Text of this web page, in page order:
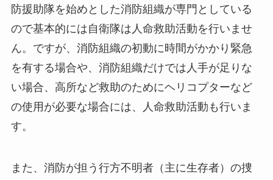
防援助隊を始めとした消防組織が専門としている
ので基本的には自衛隊は人命救助活動を行いませ
ん。ですが、消防組織の初動に時間がかかり緊急
を有する場合や、消防組織だけでは人手が足りな
い場合、高所など救助のためにヘリコプターなど
の使用が必要な場合には、人命救助活動も行いま
す。
また、消防が担う行方不明者（主に生存者）の捜